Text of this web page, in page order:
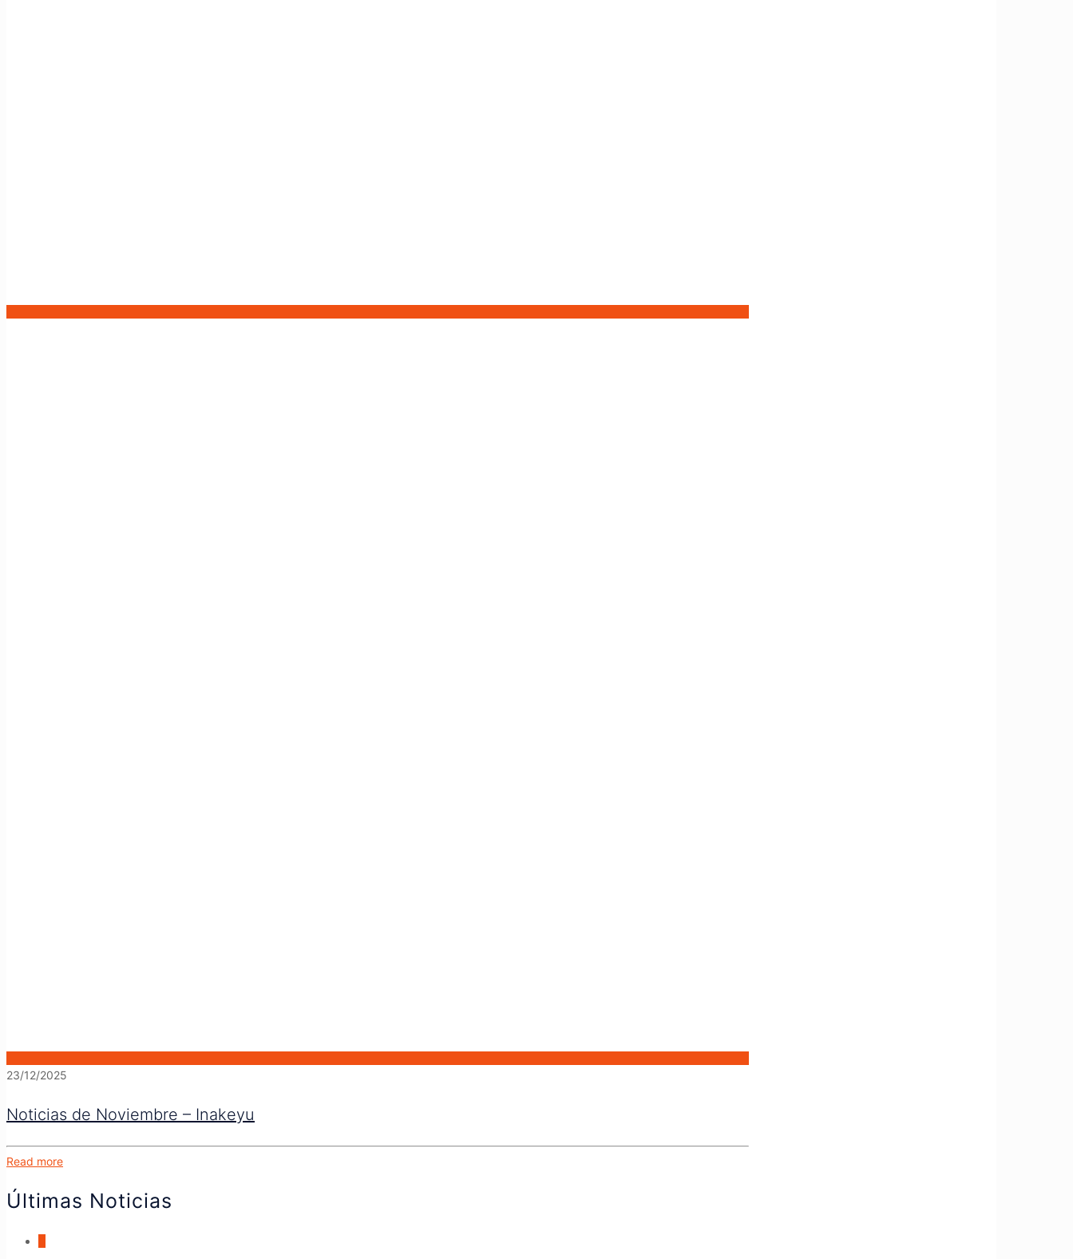
23/12/2025
Noticias de Noviembre – Inakeyu
Read more
Últimas Noticias